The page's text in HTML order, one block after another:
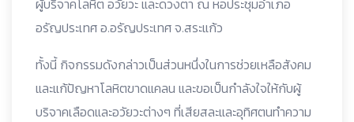
ผู้บริจาคโลหิต อวัยวะ และดวงตา ณ หอประชุมอำเภอ
อรัญประเทศ อ.อรัญประเทศ จ.สระแก้ว
ทั้งนี้ กิจกรรมดังกล่าวเป็นส่วนหนึ่งในการช่วยเหลือสังคม
และแก้ปัญหาโลหิตขาดแคลน และขอเป็นกำลังใจให้กับผู้
บริจาคเลือดและอวัยวะต่างๆ ที่เสียสละและอุทิศตนทำความ